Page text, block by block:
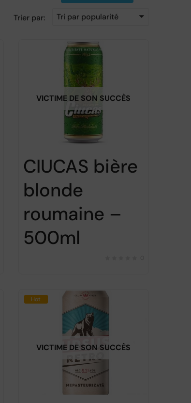
Trier par: Tri par popularité
VICTIME DE SON SUCCÈS
CIUCAS bière
blonde
roumaine –
500ml
Hot
VICTIME DE SON SUCCÈS